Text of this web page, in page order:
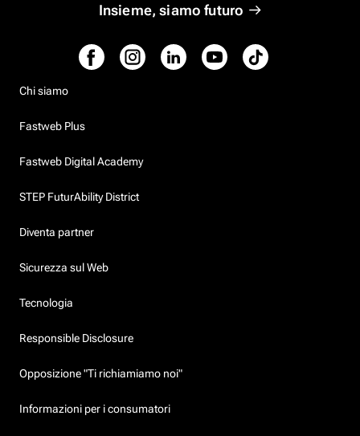
Insieme, siamo futuro
Chi siamo
Fastweb Plus
Fastweb Digital Academy
STEP FuturAbility District
Diventa partner
Sicurezza sul Web
Tecnologia
Responsible Disclosure
Opposizione "Ti richiamiamo noi"
Informazioni per i consumatori